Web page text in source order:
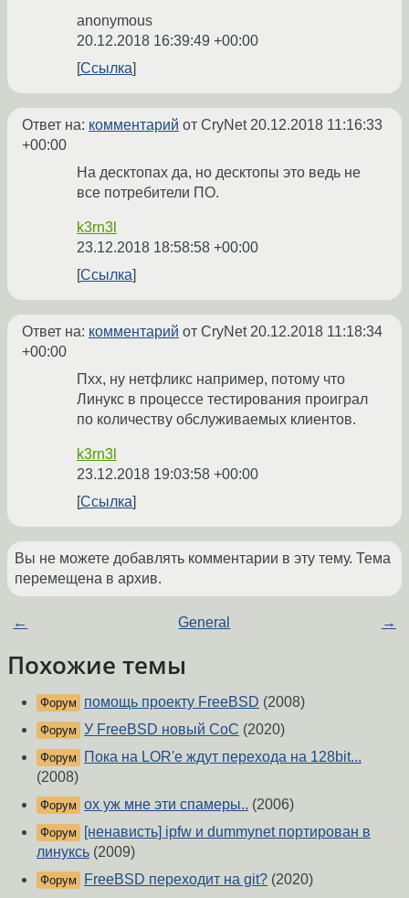
anonymous
20.12.2018 16:39:49 +00:00
Ссылка
Ответ на: комментарий от CryNet20.12.2018 11:16:33
+00:00
На десктопах да, но десктопы это ведь не
все потребители ПО.
k3rn3l
23.12.2018 18:58:58 +00:00
Ссылка
Ответ на: комментарий от CryNet20.12.2018 11:18:34
+00:00
Пхх, ну нетфликс например, потому что
Линукс в процессе тестирования проиграл
по количеству обслуживаемых клиентов.
k3rn3l
23.12.2018 19:03:58 +00:00
Ссылка
Вы не можете добавлять комментарии в эту тему. Тема
перемещена в архив.
← General →
Похожие темы
Форум помощь проекту FreeBSD (2008)
Форум У FreeBSD новый CoC (2020)
Форум
Пока на LOR'е ждут перехода на 128bit...
(2008)
Форум ох уж мне эти спамеры.. (2006)
Форум
[ненависть] ipfw и dummynet портирован в
линуксь (2009)
Форум FreeBSD переходит на git? (2020)